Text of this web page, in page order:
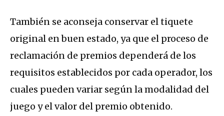
También se aconseja conservar el tiquete
original en buen estado, ya que el proceso de
reclamación de premios dependerá de los
requisitos establecidos por cada operador, los
cuales pueden variar según la modalidad del
juego y el valor del premio obtenido.